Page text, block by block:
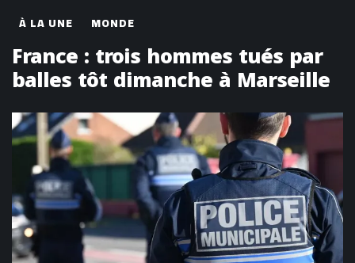
À LA UNE MONDE
France : trois hommes tués par
balles tôt dimanche à Marseille